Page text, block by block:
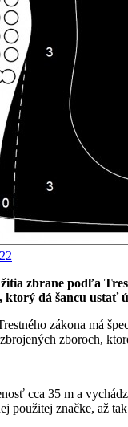
zbrane podľa
dá šancu ustať
zákona má
zboroch,
cca 35 m a
použitej značke, až